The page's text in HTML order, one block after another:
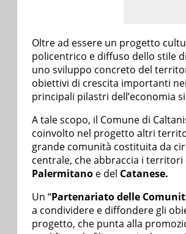
Oltre ad essere un progetto
policentrico e diffuso dello stile
uno sviluppo concreto del
obiettivi di crescita importanti
principali pilastri dell’economia
A tale scopo, il Comune di
coinvolto nel progetto altri
grande comunità costituita da
centrale, che abbraccia i
Palermitano e del Catanese.
Un “Partenariato delle
a condividere e diffondere gli
progetto, che punta alla